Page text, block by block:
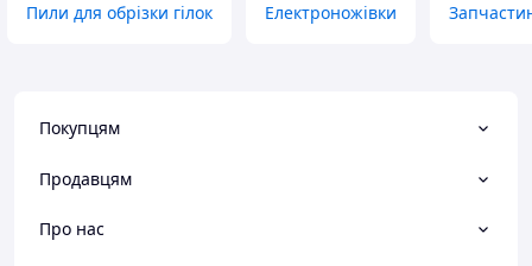
Пили для обрізки гілок Електроножівки
Покупцям
Продавцям
Про нас